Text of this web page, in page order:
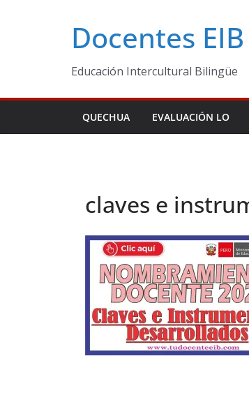
Docentes EIB
Educación Intercultural Bilingüe
QUECHUA EVALUACIÓN LO
claves e